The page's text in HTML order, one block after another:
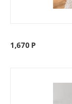
1,670 Р